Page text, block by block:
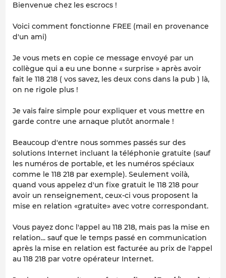
Bienvenue chez les escrocs !
Voici comment fonctionne FREE (mail en provenance
d'un ami)
Je vous mets en copie ce message envoyé par un
collègue qui a eu une bonne « surprise » après avoir
fait le 118 218 ( vos savez, les deux cons dans la pub ) là,
on ne rigole plus !
Je vais faire simple pour expliquer et vous mettre en
garde contre une arnaque plutôt anormale !
Beaucoup d'entre nous sommes passés sur des
solutions Internet incluant la téléphonie gratuite (sauf
les numéros de portable, et les numéros spéciaux
comme le 118 218 par exemple). Seulement voilà,
quand vous appelez d'un fixe gratuit le 118 218 pour
avoir un renseignement, ceux-ci vous proposent la
mise en relation «gratuite» avec votre correspondant.
Vous payez donc l'appel au 118 218, mais pas la mise en
relation... sauf que le temps passé en communication
après la mise en relation est facturée au prix de l'appel
au 118 218 par votre opérateur Internet.